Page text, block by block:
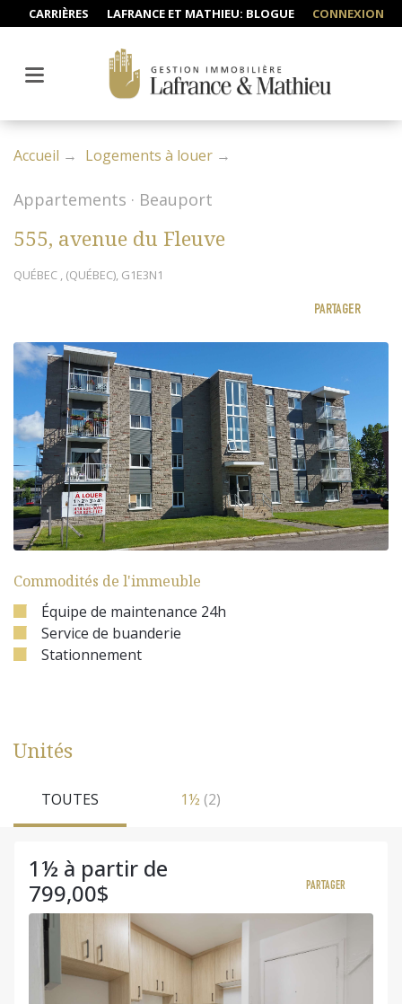
CARRIÈRES LAFRANCE ET MATHIEU: BLOGUE CONNEXION
Accueil Logements à louer
Appartements · Beauport
555, avenue du Fleuve
QUÉBEC , (QUÉBEC), G1E3N1
PARTAGER
Commodités de l'immeuble
Équipe de maintenance 24h
Service de buanderie
Stationnement
Unités
TOUTES 1½ (2)
1½ à partir de
799,00$
PARTAGER